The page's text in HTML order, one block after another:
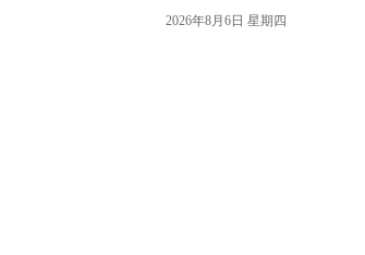
2026年8月6日 星期四